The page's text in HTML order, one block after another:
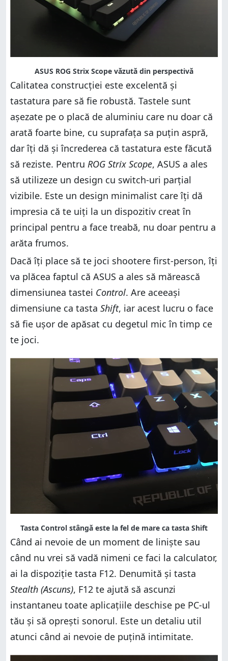
ASUS ROG Strix Scope văzută din perspectivă
Calitatea construcției este excelentă și
tastatura pare să fie robustă. Tastele sunt
așezate pe o placă de aluminiu care nu doar că
arată foarte bine, cu suprafața sa puțin aspră,
dar îți dă și încrederea că tastatura este făcută
să reziste. Pentru ROG Strix Scope, ASUS a ales
să utilizeze un design cu switch-uri parțial
vizibile. Este un design minimalist care îți dă
impresia că te uiți la un dispozitiv creat în
principal pentru a face treabă, nu doar pentru a
arăta frumos.
Dacă îți place să te joci shootere first-person, îți
va plăcea faptul că ASUS a ales să mărească
dimensiunea tastei Control. Are aceeași
dimensiune ca tasta Shift, iar acest lucru o face
să fie ușor de apăsat cu degetul mic în timp ce
te joci.
Tasta Control stângă este la fel de mare ca tasta Shift
Când ai nevoie de un moment de liniște sau
când nu vrei să vadă nimeni ce faci la calculator,
ai la dispoziție tasta F12. Denumită și tasta
Stealth (Ascuns), F12 te ajută să ascunzi
instantaneu toate aplicațiile deschise pe PC-ul
tău și să oprești sonorul. Este un detaliu util
atunci când ai nevoie de puțină intimitate.